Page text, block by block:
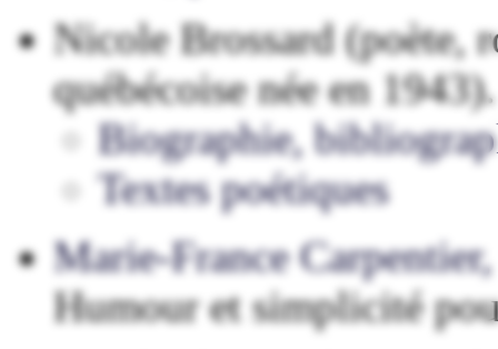
Nicole Brossard (poète,
québécoise née en 1943).
Biographie,
Textes poétiques
Marie-France
Humour et simplicité